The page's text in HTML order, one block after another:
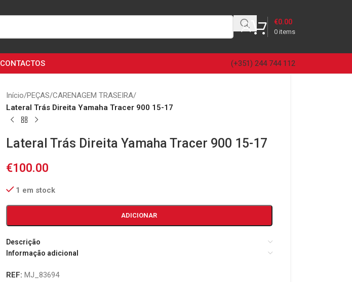
0 items
€0.00
CONTACTOS (+351) 244 744 112
Início/PEÇAS/CARENAGEM TRASEIRA/
Lateral Trás Direita Yamaha Tracer 900 15-17
Lateral Trás Direita Yamaha Tracer 900 15-17
€100.00
1 em stock
ADICIONAR
Descrição
Informação adicional
REF: MJ_83694